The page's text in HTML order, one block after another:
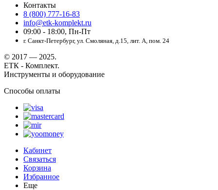
Контакты
8 (800) 777-16-83
info@etk-komplekt.ru
09:00 - 18:00, Пн-Пт
г. Санкт-Петербург, ул. Смоляная, д.15, лит. А, пом. 24
© 2017 — 2025.
ЕТК - Комплект.
Инструменты и оборудование
Способы оплаты
Кабинет
Связаться
Корзина
Избранное
Еще